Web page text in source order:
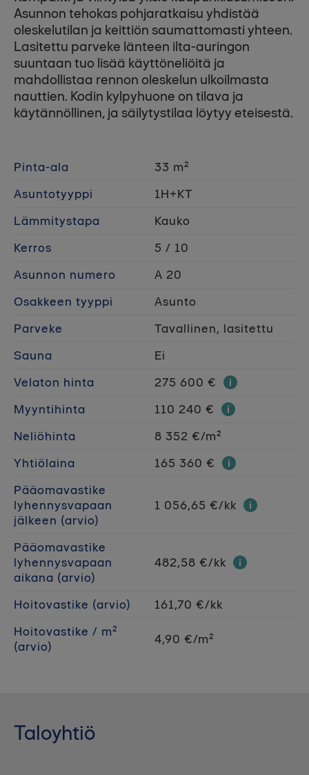
Asunnon tehokas pohjaratkaisu yhdistää
oleskelutilan ja keittiön saumattomasti yhteen.
Lasitettu parveke länteen ilta-auringon
suuntaan tuo lisää käyttöneliöitä ja
mahdollistaa rennon oleskelun ulkoilmasta
nauttien. Kodin kylpyhuone on tilava ja
käytännöllinen, ja säilytystilaa löytyy eteisestä.
Pinta-ala
33 m²
Asuntotyyppi
1H+KT
Lämmitystapa
Kauko
Kerros
5 / 10
Asunnon numero
A 20
Osakkeen tyyppi
Asunto
Parveke
Tavallinen, lasitettu
Sauna
Ei
Velaton hinta
275 600 €
Myyntihinta
110 240 €
Neliöhinta
8 352 €/m²
Yhtiölaina
165 360 €
Pääomavastike
lyhennysvapaan
jälkeen (arvio)
1 056,65 €/kk
Pääomavastike
lyhennysvapaan
aikana (arvio)
482,58 €/kk
Hoitovastike (arvio)
161,70 €/kk
Hoitovastike / m²
(arvio)
4,90 €/m²
Taloyhtiö